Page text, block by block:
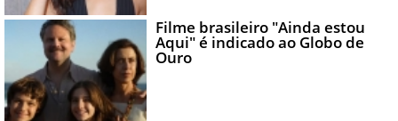
Filme brasileiro "Ainda estou
Aqui" é indicado ao Globo de
Ouro